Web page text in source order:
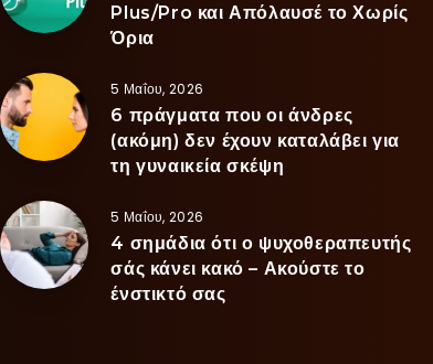
Plus/Pro και Απόλαυσέ το Χωρίς
Όρια
5 Μαΐου, 2026
6 πράγματα που οι άνδρες
(ακόμη) δεν έχουν καταλάβει για
τη γυναικεία σκέψη
5 Μαΐου, 2026
4 σημάδια ότι ο ψυχοθεραπευτής
σάς κάνει κακό – Ακούστε το
ένστικτό σας